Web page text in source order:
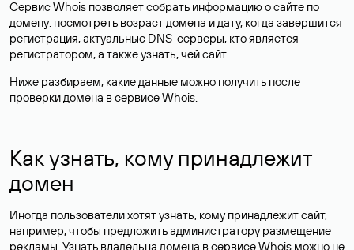
Сервис Whois позволяет собрать информацию о сайте по
домену: посмотреть возраст домена и дату, когда завершится
регистрация, актуальные DNS-серверы, кто является
регистратором, а также узнать, чей сайт.
Ниже разбираем, какие данные можно получить после
проверки домена в сервисе Whois.
Как узнать, кому принадлежит
домен
Иногда пользователи хотят узнать, кому принадлежит сайт,
например, чтобы предложить администратору размещение
рекламы. Узнать владельца домена в сервисе Whois можно не